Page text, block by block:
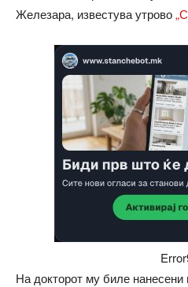
Железара, известува утрово
На докторот му биле